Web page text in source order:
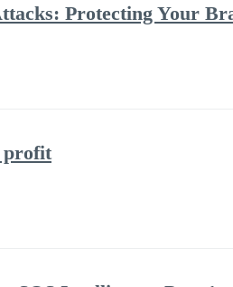
Protecting Your
profit